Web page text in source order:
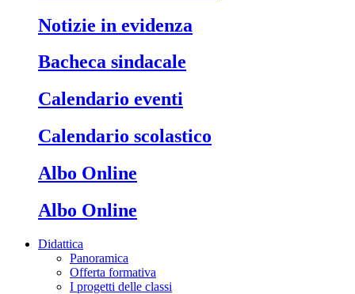
Notizie in evidenza
Bacheca sindacale
Calendario eventi
Calendario scolastico
Albo Online
Albo Online
Didattica
Panoramica
Offerta formativa
I progetti delle classi